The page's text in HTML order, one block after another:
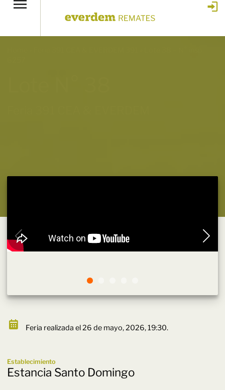
Feria realizada el 26 de mayo, 2026, 19:30.
Establecimiento
Estancia Santo Domingo